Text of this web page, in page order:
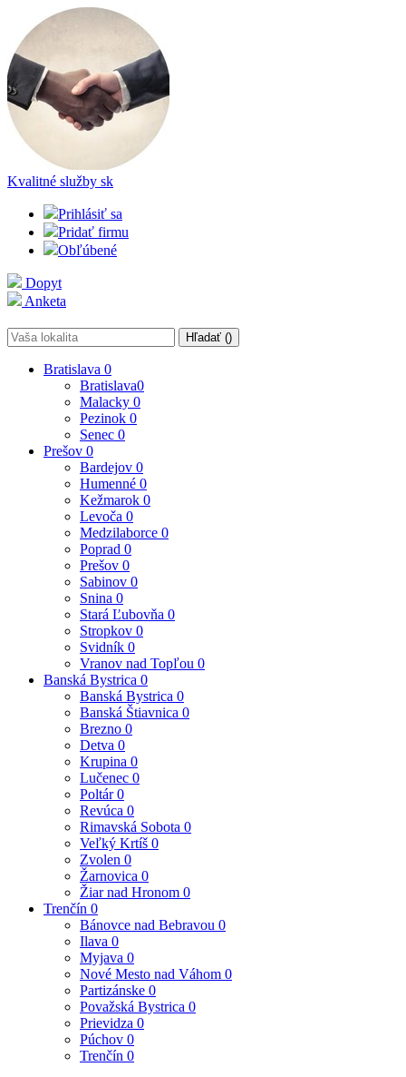
Kvalitné služby sk
Prihlásiť sa
Pridať firmu
Obľúbené
Dopyt
Anketa
Hľadať ()
Bratislava 0
Bratislava0
Malacky 0
Pezinok 0
Senec 0
Prešov 0
Bardejov 0
Humenné 0
Kežmarok 0
Levoča 0
Medzilaborce 0
Poprad 0
Prešov 0
Sabinov 0
Snina 0
Stará Ľubovňa 0
Stropkov 0
Svidník 0
Vranov nad Topľou 0
Banská Bystrica 0
Banská Bystrica 0
Banská Štiavnica 0
Brezno 0
Detva 0
Krupina 0
Lučenec 0
Poltár0
Revúca 0
Rimavská Sobota 0
Veľký Krtíš 0
Zvolen 0
Žarnovica 0
Žiar nad Hronom 0
Trenčín 0
Bánovce nad Bebravou 0
Ilava 0
Myjava 0
Nové Mesto nad Váhom 0
Partizánske 0
Považská Bystrica 0
Prievidza 0
Púchov 0
Trenčín 0